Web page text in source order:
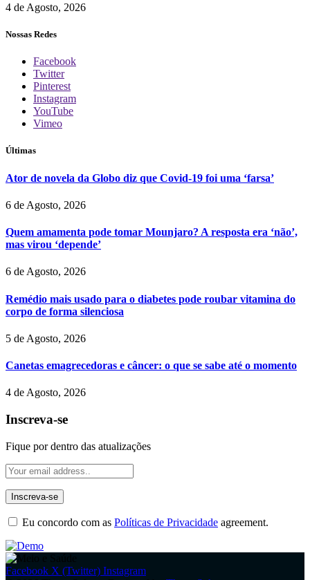
4 de Agosto, 2026
Nossas Redes
Facebook
Twitter
Pinterest
Instagram
YouTube
Vimeo
Últimas
Ator de novela da Globo diz que Covid-19 foi uma ‘farsa’
6 de Agosto, 2026
Quem amamenta pode tomar Mounjaro? A resposta era ‘não’,
mas virou ‘depende’
6 de Agosto, 2026
Remédio mais usado para o diabetes pode roubar vitamina do
corpo de forma silenciosa
5 de Agosto, 2026
Canetas emagrecedoras e câncer: o que se sabe até o momento
4 de Agosto, 2026
Inscreva-se
Fique por dentro das atualizações
Eu concordo com as Políticas de Privacidade agreement.
Facebook X (Twitter) Instagram